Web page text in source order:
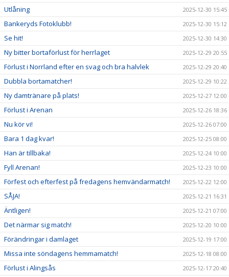
Utlåning 2025-12-30 15:45
Bankeryds Fotoklubb! 2025-12-30 15:12
Se hit! 2025-12-30 14:30
Ny bitter bortaförlust för herrlaget 2025-12-29 20:55
Förlust i Norrland efter en svag och bra halvlek 2025-12-29 20:40
Dubbla bortamatcher! 2025-12-29 10:22
Ny damtränare på plats! 2025-12-27 12:00
Förlust i Arenan 2025-12-26 18:36
Nu kör vi! 2025-12-26 07:00
Bara 1 dag kvar! 2025-12-25 08:00
Han är tillbaka! 2025-12-24 10:00
Fyll Arenan! 2025-12-23 10:00
Förfest och efterfest på fredagens hemvändarmatch! 2025-12-22 12:00
SÅJA! 2025-12-21 16:31
Äntligen! 2025-12-21 07:00
Det närmar sig match! 2025-12-20 10:00
Förändringar i damlaget 2025-12-19 17:00
Missa inte söndagens hemmamatch! 2025-12-18 08:00
Förlust i Alingsås 2025-12-17 20:40